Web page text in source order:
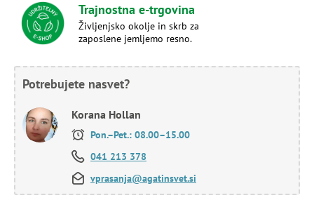
Trajnostna e-trgovina
Življenjsko okolje in skrb za
zaposlene jemljemo resno.
Potrebujete nasvet?
Korana Hollan
Pon.–Pet.: 08.00–15.00
041 213 378
vprasanja@agatinsvet.si